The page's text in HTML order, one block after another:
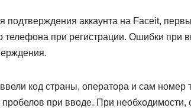
подтверждения аккаунта на Faceit,
при регистрации. Ошибки при
код страны, оператора и сам номер
пробелов при вводе. При